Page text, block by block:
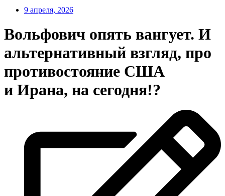
9 апреля, 2026
Вольфович опять вангует. И
альтернативный взгляд, про
противостояние США
и Ирана, на сегодня!?